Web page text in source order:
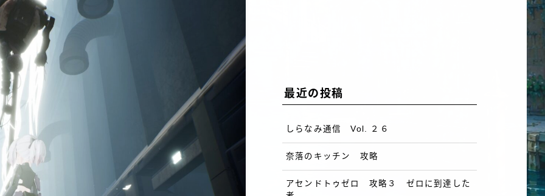
最近の投稿
しらなみ通信 Vol. ２６
奈落のキッチン 攻略
アセンドトゥゼロ 攻略３ ゼロに到達した